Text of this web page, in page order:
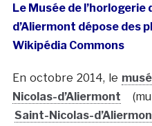
Le Musée de
d’Aliermont dépose des
Wikipédia Commons
En octobre 2014, le
Nicolas-d’Aliermont
Saint-Nicolas-